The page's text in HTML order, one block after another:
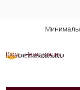
Вход Регистрация